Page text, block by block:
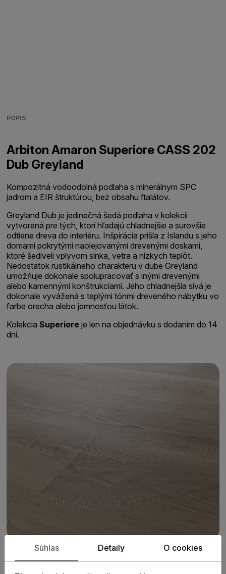
POPIS
Arbiton Amaron Superiore CASS 202
Dub Greyland
Kompozitná vodoodolná podlaha s minerálnym SPC
jadrom a EIR štruktúrou, bez obsahu ftalátov.
Greyland Dub je jedinečná šedá podlaha v kolekcii
vytvorená pre tých, ktorí hľadajú chladnejšie a surovšie
odtiene dreva do interiéru. Inšpirácia prišla z Islandu s jeho
domami pokrytými naolejovanými drevenými doskami,
ktoré šediveli vplyvom slnka, vetra a nízkych teplôt.
Nedostatok rustikálneho charakteru v dube Greyland
umožňuje dokonale spolupracovať s inými drevenými
alebo kamennými konštrukciami. Jeho chladnejšia sivá je
dokonale vyvážená s teplými tónmi dreveného nábytku vo
farbe orecha alebo jemnosťou látok.
KolekciaSuperiore je len na objednávku s dodaním do 14
dní.
PARAMETRE
Súhlas Detaily O cookies